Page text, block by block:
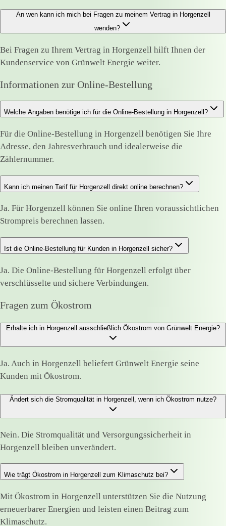
An wen kann ich mich bei Fragen zu meinem Vertrag in Horgenzell
wenden?
Bei Fragen zu Ihrem Vertrag in Horgenzell hilft Ihnen der
Kundenservice von Grünwelt Energie weiter.
Informationen zur Online-Bestellung
Welche Angaben benötige ich für die Online-Bestellung in Horgenzell?
Für die Online-Bestellung in Horgenzell benötigen Sie Ihre
Adresse, den Jahresverbrauch und idealerweise die
Zählernummer.
Kann ich meinen Tarif für Horgenzell direkt online berechnen?
Ja. Für Horgenzell können Sie online Ihren voraussichtlichen
Strompreis berechnen lassen.
Ist die Online-Bestellung für Kunden in Horgenzell sicher?
Ja. Die Online-Bestellung für Horgenzell erfolgt über
verschlüsselte und sichere Verbindungen.
Fragen zum Ökostrom
Erhalte ich in Horgenzell ausschließlich Ökostrom von Grünwelt Energie?
Ja. Auch in Horgenzell beliefert Grünwelt Energie seine
Kunden mit Ökostrom.
Ändert sich die Stromqualität in Horgenzell, wenn ich Ökostrom nutze?
Nein. Die Stromqualität und Versorgungssicherheit in
Horgenzell bleiben unverändert.
Wie trägt Ökostrom in Horgenzell zum Klimaschutz bei?
Mit Ökostrom in Horgenzell unterstützen Sie die Nutzung
erneuerbarer Energien und leisten einen Beitrag zum
Klimaschutz.